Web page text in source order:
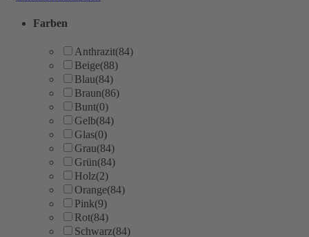
Farben
Anthrazit(84)
Beige(88)
Blau(84)
Braun(86)
Bunt(0)
Gelb(84)
Glas(0)
Grau(84)
Grün(84)
Holz(2)
Orange(84)
Pink(9)
Rot(84)
Schwarz(84)